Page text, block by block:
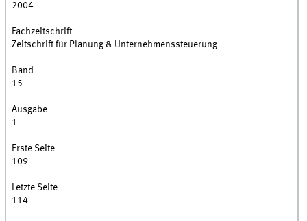
2004
Fachzeitschrift
Zeitschrift für Planung & Unternehmenssteuerung
Band
15
Ausgabe
1
Erste Seite
109
Letzte Seite
114